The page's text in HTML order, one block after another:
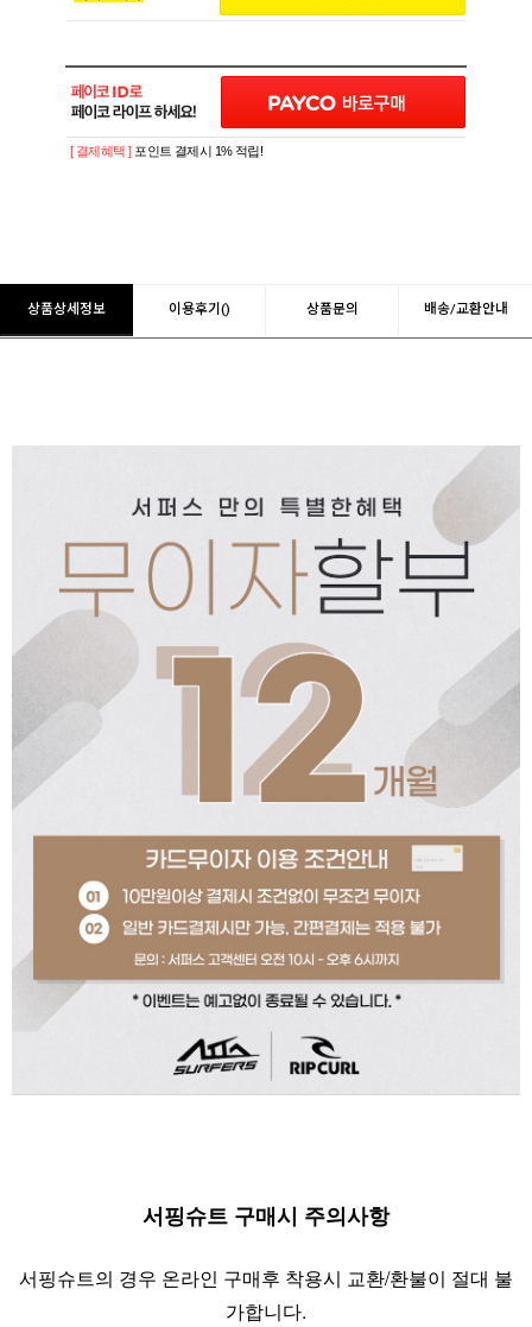
PAYCO 바로구매
[ 결제혜택 ] 포인트 결제시 1% 적립!
상품상세정보 이용후기() 상품문의 배송/교환안내
서핑슈트 구매시 주의사항
서핑슈트의 경우 온라인 구매후 착용시 교환/환불이 절대 불
가합니다.